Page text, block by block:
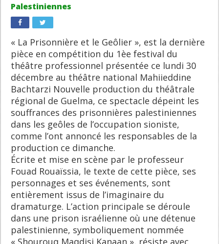
Palestiniennes
« La Prisonnière et le Geôlier », est la dernière
pièce en compétition du 1èe festival du
théâtre professionnel présentée ce lundi 30
décembre au théâtre national Mahiieddine
Bachtarzi Nouvelle production du théâtrale
régional de Guelma, ce spectacle dépeint les
souffrances des prisonnières palestiniennes
dans les geôles de l’occupation sioniste,
comme l’ont annoncé les responsables de la
production ce dimanche.
Écrite et mise en scène par le professeur
Fouad Rouaïssia, le texte de cette pièce, ses
personnages et ses événements, sont
entièrement issus de l’imaginaire du
dramaturge. L’action principale se déroule
dans une prison israélienne où une détenue
palestinienne, symboliquement nommée
« Shourouq Maqdisi Kanaan », résiste avec